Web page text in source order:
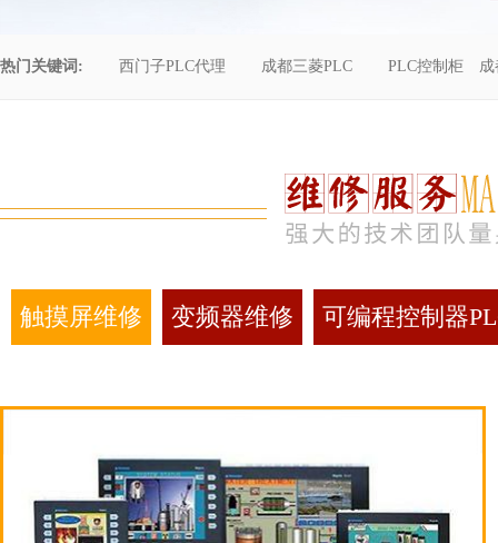
热门关键词: 西门子PLC代理 成都三菱PLC PLC控制柜
触摸屏维修 变频器维修 可编程控制器